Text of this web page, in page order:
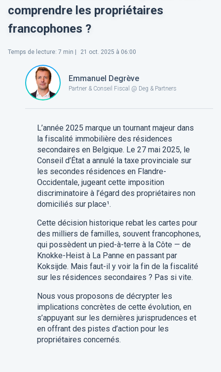
comprendre les propriétaires
francophones ?
Temps de lecture: 7 min | 21 oct. 2025 à 06:00
Emmanuel Degrève
Partner & Conseil Fiscal @ Deg & Partners
L’année 2025 marque un tournant majeur dans
la fiscalité immobilière des résidences
secondaires en Belgique. Le 27 mai 2025, le
Conseil d’État a annulé la taxe provinciale sur
les secondes résidences en Flandre-
Occidentale, jugeant cette imposition
discriminatoire à l’égard des propriétaires non
domiciliés sur place¹.
Cette décision historique rebat les cartes pour
des milliers de familles, souvent francophones,
qui possèdent un pied-à-terre à la Côte — de
Knokke-Heist à La Panne en passant par
Koksijde. Mais faut-il y voir la fin de la fiscalité
sur les résidences secondaires ? Pas si vite.
Nous vous proposons de décrypter les
implications concrètes de cette évolution, en
s’appuyant sur les dernières jurisprudences et
en offrant des pistes d’action pour les
propriétaires concernés.